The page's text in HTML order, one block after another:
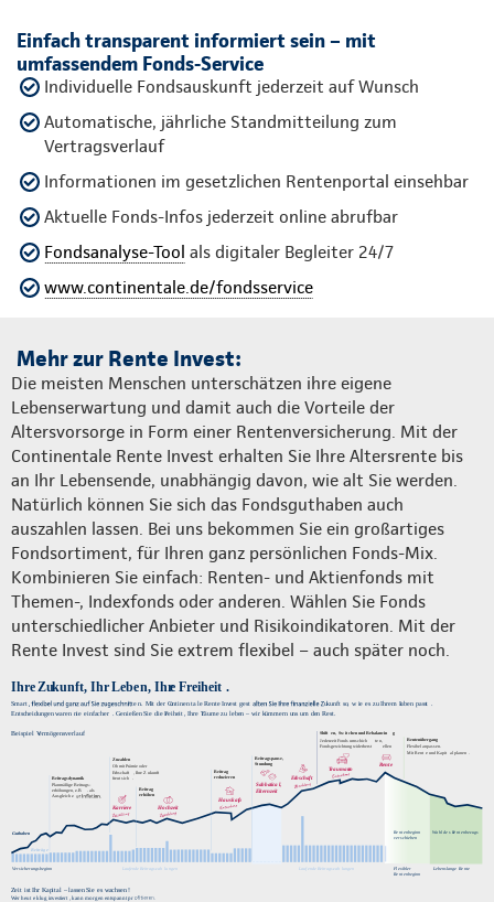
Einfach transparent informiert sein – mit
umfassendem Fonds-Service
Individuelle Fondsauskunft jederzeit auf Wunsch
Automatische, jährliche Standmitteilung zum
Vertragsverlauf
Informationen im gesetzlichen Rentenportal einsehbar
Aktuelle Fonds-Infos jederzeit online abrufbar
Fondsanalyse-Tool als digitaler Begleiter 24/7
www.continentale.de/fondsservice
Mehr zur Rente Invest:
Die meisten Menschen unterschätzen ihre eigene
Lebenserwartung und damit auch die Vorteile der
Altersvorsorge in Form einer Rentenversicherung. Mit der
Continentale Rente Invest erhalten Sie Ihre Altersrente bis
an Ihr Lebensende, unabhängig davon, wie alt Sie werden.
Natürlich können Sie sich das Fondsguthaben auch
auszahlen lassen. Bei uns bekommen Sie ein großartiges
Fondsortiment, für Ihren ganz persönlichen Fonds-Mix.
Kombinieren Sie einfach: Renten- und Aktienfonds mit
Themen-, Indexfonds oder anderen. Wählen Sie Fonds
unterschiedlicher Anbieter und Risikoindikatoren. Mit der
Rente Invest sind Sie extrem flexibel – auch später noch.